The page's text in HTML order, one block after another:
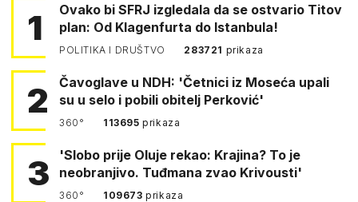
1
Ovako bi SFRJ izgledala da se ostvario Titov
plan: Od Klagenfurta do Istanbula!
POLITIKA I DRUŠTVO 283721 prikaza
2
Čavoglave u NDH: 'Četnici iz Moseća upali
su u selo i pobili obitelj Perković'
360° 113695prikaza
3
'Slobo prije Oluje rekao: Krajina? To je
neobranjivo. Tuđmana zvao Krivousti'
360° 109673prikaza